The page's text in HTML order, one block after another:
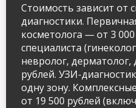
Стоимость зависит от
диагностики.
косметолога — от 3
специалиста
невролог,
рублей. УЗИ-
одну зону.
от 19 500 рублей